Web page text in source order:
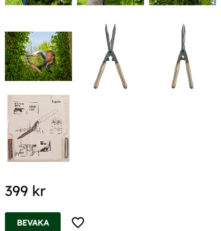
399 kr
Lägg till i favoriter
BEVAKA